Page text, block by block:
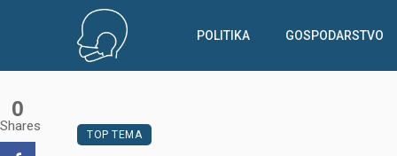
POLITIKA GOSPODARSTVO
TOP TEMA
0
Shares